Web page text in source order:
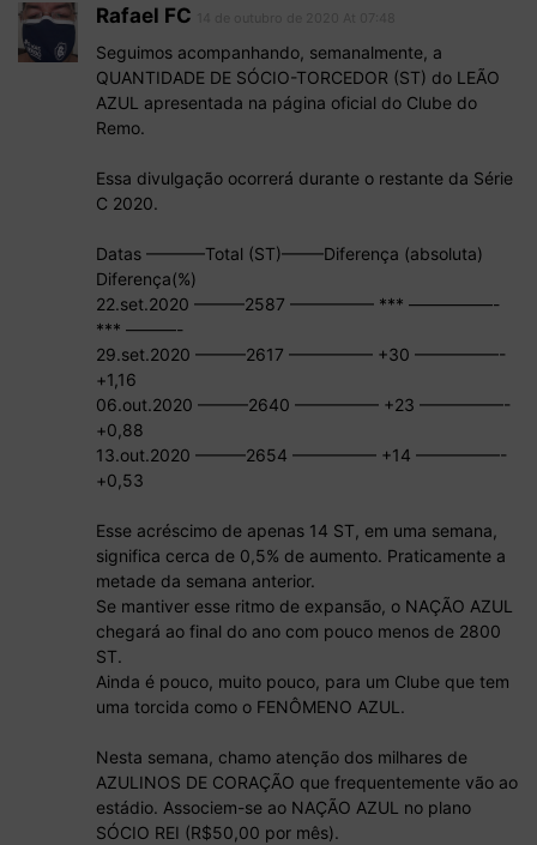
Rafael FC
Seguimos acompanhando, semanalmente, a
QUANTIDADE DE SÓCIO-TORCEDOR (ST) do LEÃO
AZUL apresentada na página oficial do Clube do
Remo.
Essa divulgação ocorrerá durante o restante da Série
C 2020.
Datas ———–Total (ST)——–Diferença (absoluta)
Diferença(%)
22.set.2020 ———2587 ————— *** —————-
*** ———-
29.set.2020 ———2617 ————— +30 —————-
+1,16
06.out.2020 ———2640 ————— +23 —————-
+0,88
13.out.2020 ———2654 ————— +14 —————-
+0,53
Esse acréscimo de apenas 14 ST, em uma semana,
significa cerca de 0,5% de aumento. Praticamente a
metade da semana anterior.
Se mantiver esse ritmo de expansão, o NAÇÃO AZUL
chegará ao final do ano com pouco menos de 2800
ST.
Ainda é pouco, muito pouco, para um Clube que tem
uma torcida como o FENÔMENO AZUL.
Nesta semana, chamo atenção dos milhares de
AZULINOS DE CORAÇÃO que frequentemente vão ao
estádio. Associem-se ao NAÇÃO AZUL no plano
SÓCIO REI (R$50,00 por mês).